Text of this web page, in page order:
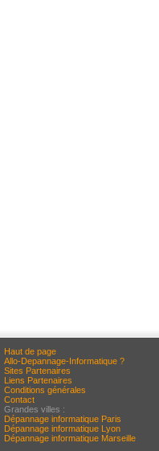
Haut de page
Allo-Depannage-Informatique ?
Sites Partenaires
Liens Partenaires
Conditions générales
Contact
Grandes villes :
Dépannage informatique Paris
Dépannage informatique Lyon
Dépannage informatique Marseille